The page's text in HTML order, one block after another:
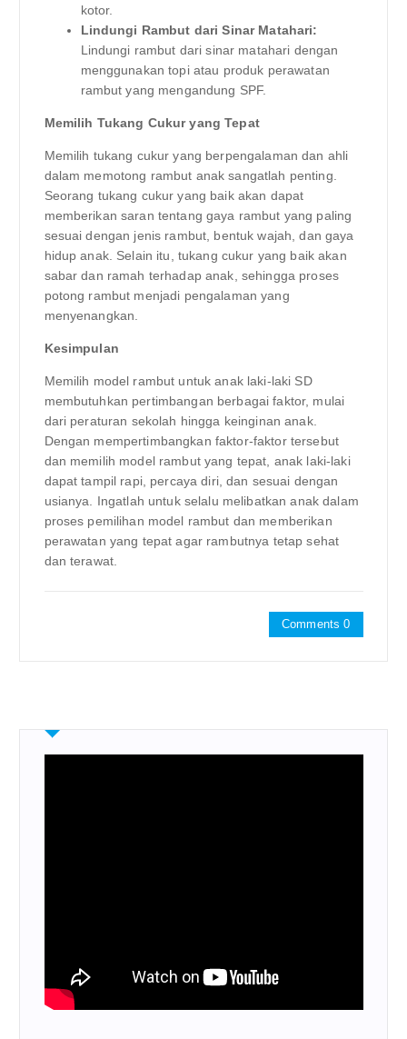
kotor.
Lindungi Rambut dari Sinar Matahari:
Lindungi rambut dari sinar matahari dengan
menggunakan topi atau produk perawatan
rambut yang mengandung SPF.
Memilih Tukang Cukur yang Tepat
Memilih tukang cukur yang berpengalaman dan ahli
dalam memotong rambut anak sangatlah penting.
Seorang tukang cukur yang baik akan dapat
memberikan saran tentang gaya rambut yang paling
sesuai dengan jenis rambut, bentuk wajah, dan gaya
hidup anak. Selain itu, tukang cukur yang baik akan
sabar dan ramah terhadap anak, sehingga proses
potong rambut menjadi pengalaman yang
menyenangkan.
Kesimpulan
Memilih model rambut untuk anak laki-laki SD
membutuhkan pertimbangan berbagai faktor, mulai
dari peraturan sekolah hingga keinginan anak.
Dengan mempertimbangkan faktor-faktor tersebut
dan memilih model rambut yang tepat, anak laki-laki
dapat tampil rapi, percaya diri, dan sesuai dengan
usianya. Ingatlah untuk selalu melibatkan anak dalam
proses pemilihan model rambut dan memberikan
perawatan yang tepat agar rambutnya tetap sehat
dan terawat.
Comments 0